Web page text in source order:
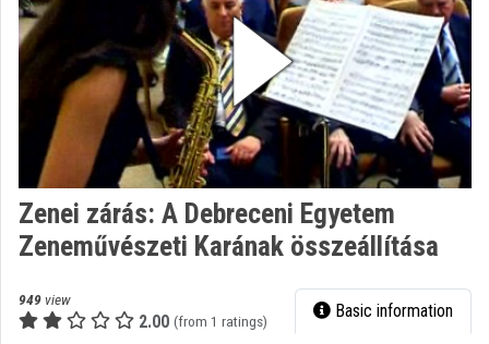
HUNGARIAN
ACADEMY
OF
SCIENCES
Organization home
Log In
Organization discovery
Organization playlists
Zenei zárás: A Debreceni Egyetem
Zeneművészeti Karának összeállítása
949 view
2.00 (from 1 ratings) Basic information